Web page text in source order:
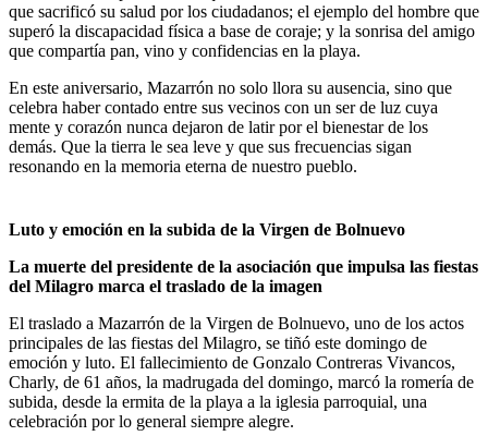
que sacrificó su salud por los ciudadanos; el ejemplo del hombre que
superó la discapacidad física a base de coraje; y la sonrisa del amigo
que compartía pan, vino y confidencias en la playa.
En este aniversario, Mazarrón no solo llora su ausencia, sino que
celebra haber contado entre sus vecinos con un ser de luz cuya
mente y corazón nunca dejaron de latir por el bienestar de los
demás. Que la tierra le sea leve y que sus frecuencias sigan
resonando en la memoria eterna de nuestro pueblo.
Luto y emoción en la subida de la Virgen de Bolnuevo
La muerte del presidente de la asociación que impulsa las fiestas
del Milagro marca el traslado de la imagen
El traslado a Mazarrón de la Virgen de Bolnuevo, uno de los actos
principales de las fiestas del Milagro, se tiñó este domingo de
emoción y luto. El fallecimiento de Gonzalo Contreras Vivancos,
Charly, de 61 años, la madrugada del domingo, marcó la romería de
subida, desde la ermita de la playa a la iglesia parroquial, una
celebración por lo general siempre alegre.